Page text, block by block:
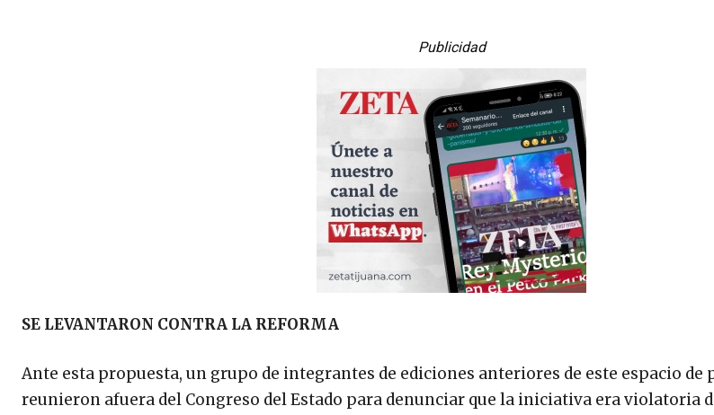
Publicidad
SE LEVANTARON CONTRA LA REFORMA
Ante esta propuesta, un grupo de integrantes de ediciones anteriores de este espacio de
reunieron afuera del Congreso del Estado para denunciar que la iniciativa era violatoria